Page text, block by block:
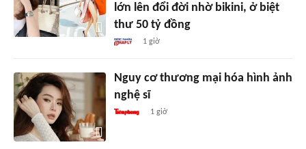
lớn lên đổi đời nhờ bikini, ở biệt
thư 50 tỷ đồng
1 giờ
Nguy cơ thương mại hóa hình ảnh
nghệ sĩ
1 giờ